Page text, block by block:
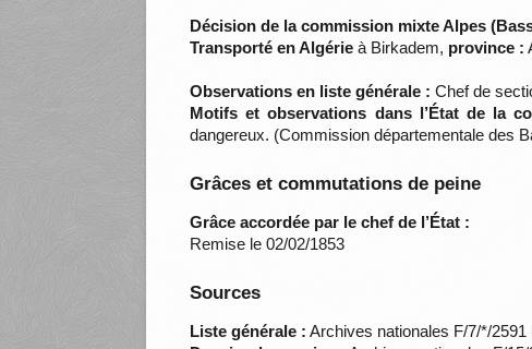
Décision de la commission mixte Alpes
Transporté en Algérie à Birkadem, province :
Observations en liste générale : Chef de
Motifs et observations dans l’État de la
dangereux. (Commission départementale des
Grâces et commutations de peine
Grâce accordée par le chef de l’État :
Remise le 02/02/1853
Sources
Liste générale : Archives nationales F/7/*/2591